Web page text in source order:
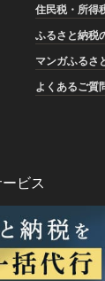
住民税・所得
ふるさと納税
マンガふるさ
よくあるご質
ビス